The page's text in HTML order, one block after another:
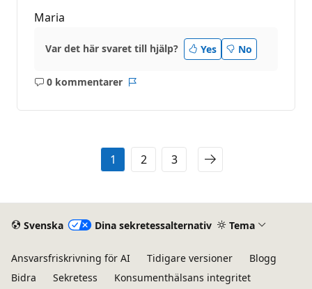
Maria
Var det här svaret till hjälp? Yes No
0 kommentarer
Inga
1 2 3
Svenska Dina sekretessalternativ Tema
Ansvarsfriskrivning för AI Tidigare versioner
Blogg
Bidra
Sekretess Konsumenthälsans integritet